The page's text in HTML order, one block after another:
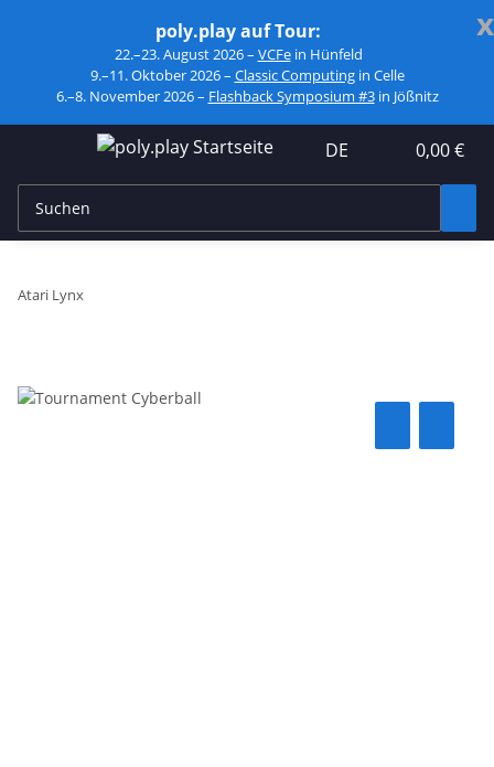
x
poly.play auf Tour:
22.–23. August 2026 – VCFein Hünfeld
9.–11. Oktober 2026 – Classic Computingin Celle
6.–8. November 2026 – Flashback Symposium #3in Jößnitz
DE 0,00 €
Atari Lynx